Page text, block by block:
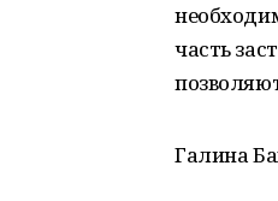
часть
Галина